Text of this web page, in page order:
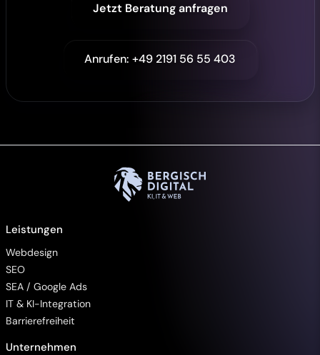
Jetzt Beratung anfragen
Anrufen: +49 2191 56 55 403
Leistungen
Webdesign
SEO
SEA / Google Ads
IT & KI-Integration
Barrierefreiheit
Unternehmen